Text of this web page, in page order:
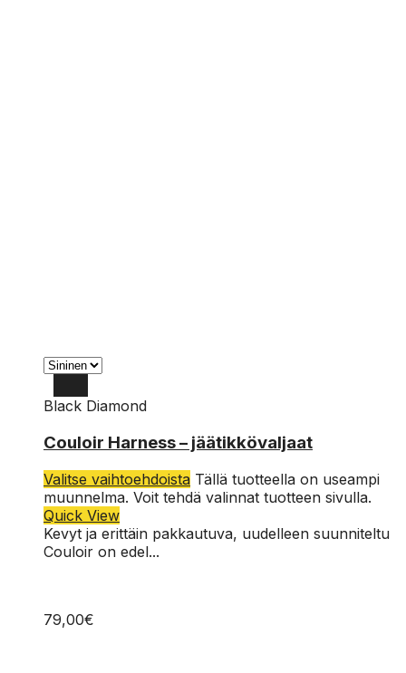
XXL
M-L
Black Diamond
Couloir Harness – jäätikkövaljaat
Valitse vaihtoehdoista Tällä tuotteella on useampi
muunnelma. Voit tehdä valinnat tuotteen sivulla.
Quick View
Kevyt ja erittäin pakkautuva, uudelleen suunniteltu
Couloir on edel...
79,00€